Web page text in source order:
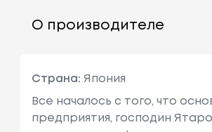
О производителе
Страна: Япония
Все началось с того, что
предприятия, господин